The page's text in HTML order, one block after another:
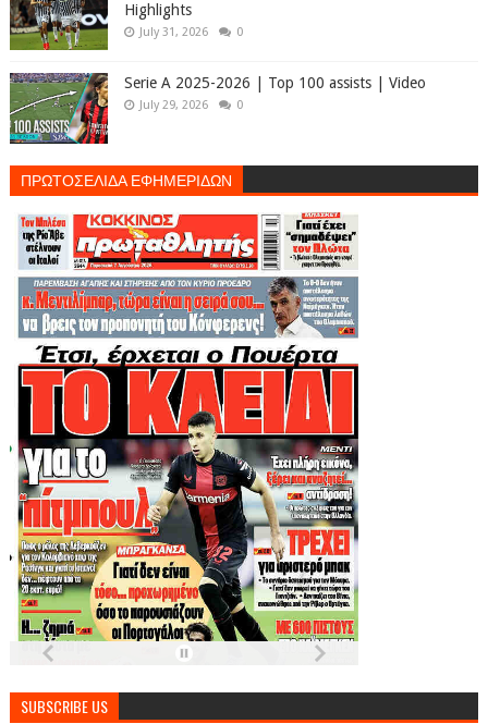
Highlights
July 31, 2026 0
Serie A 2025-2026 | Top 100 assists | Video
July 29, 2026 0
ΠΡΩΤΟΣΕΛΙΔΑ ΕΦΗΜΕΡΙΔΩΝ
SUBSCRIBE US